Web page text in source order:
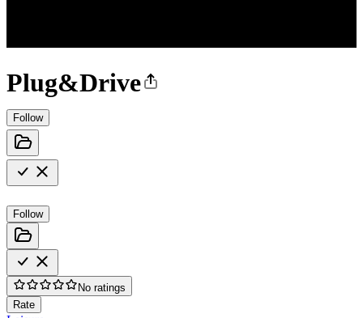
Plug&Drive
Follow
Follow
No ratings
Rate